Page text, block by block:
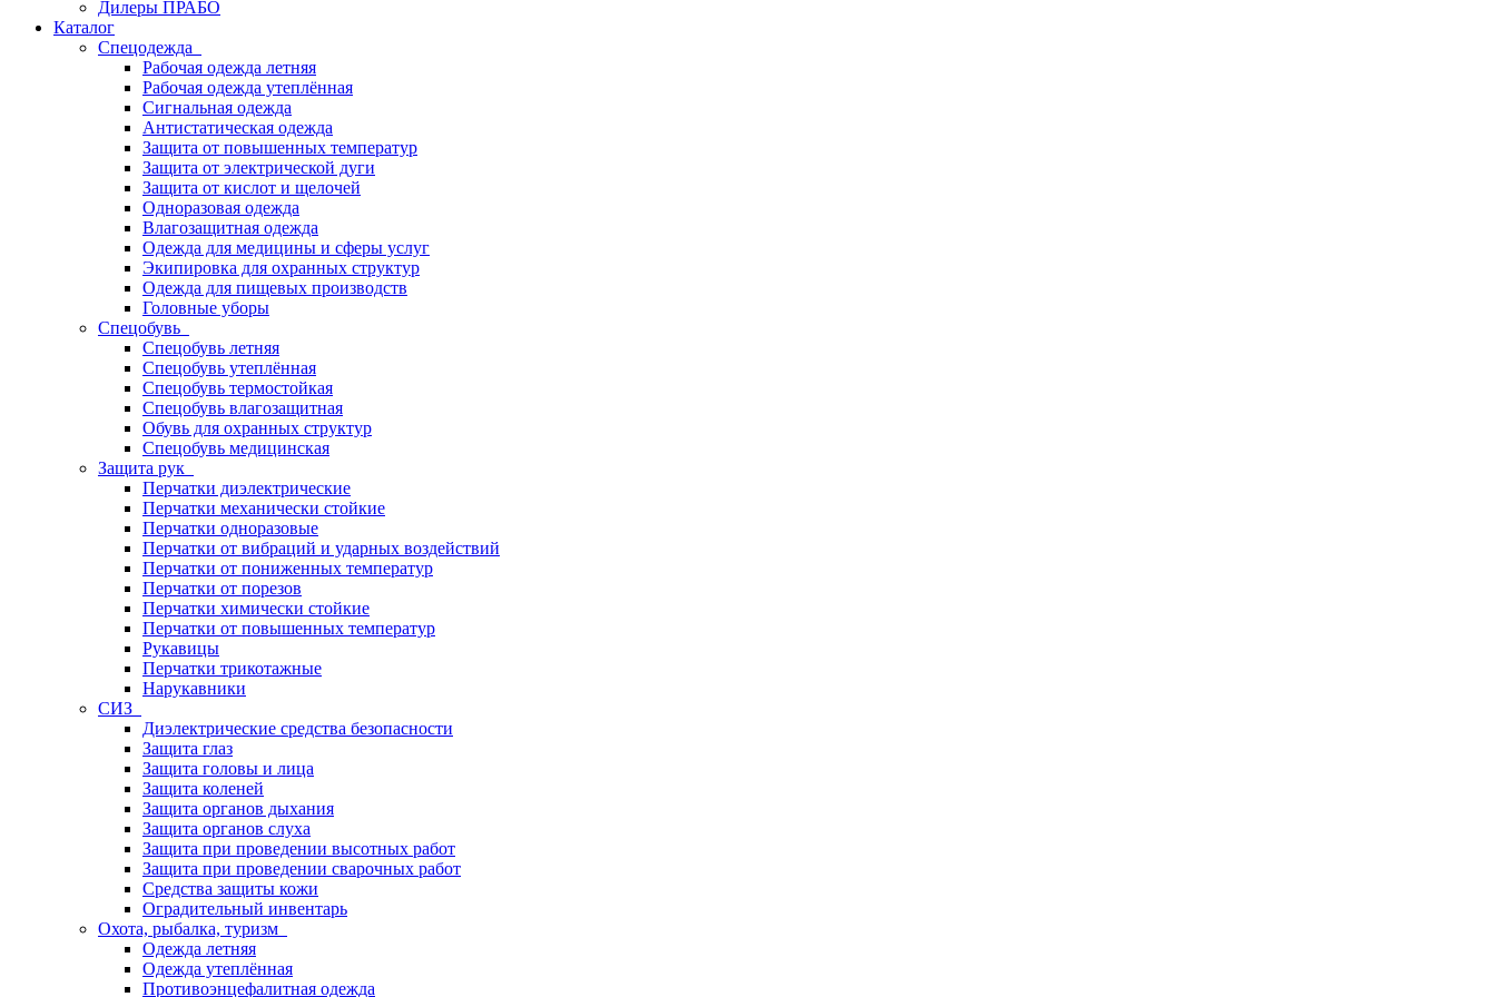
Дилеры ПРАБО
Каталог
Спецодежда
Рабочая одежда летняя
Рабочая одежда утеплённая
Сигнальная одежда
Антистатическая одежда
Защита от повышенных температур
Защита от электрической дуги
Защита от кислот и щелочей
Одноразовая одежда
Влагозащитная одежда
Одежда для медицины и сферы услуг
Экипировка для охранных структур
Одежда для пищевых производств
Головные уборы
Спецобувь
Спецобувь летняя
Спецобувь утеплённая
Спецобувь термостойкая
Спецобувь влагозащитная
Обувь для охранных структур
Спецобувь медицинская
Защита рук
Перчатки диэлектрические
Перчатки механически стойкие
Перчатки одноразовые
Перчатки от вибраций и ударных воздействий
Перчатки от пониженных температур
Перчатки от порезов
Перчатки химически стойкие
Перчатки от повышенных температур
Рукавицы
Перчатки трикотажные
Нарукавники
СИЗ
Диэлектрические средства безопасности
Защита глаз
Защита головы и лица
Защита коленей
Защита органов дыхания
Защита органов слуха
Защита при проведении высотных работ
Защита при проведении сварочных работ
Средства защиты кожи
Оградительный инвентарь
Охота, рыбалка, туризм
Одежда летняя
Одежда утеплённая
Противоэнцефалитная одежда